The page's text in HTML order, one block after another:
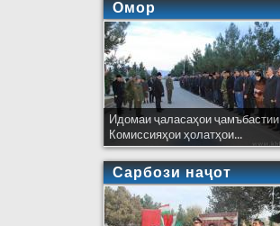
Омор
Идомаи ҷаласаҳои ҷамъбастии
Комиссияҳои ҳолатҳои...
Сарбози наҷот